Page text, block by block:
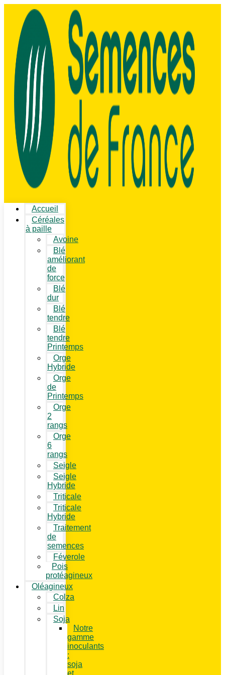
Accueil
Céréales
à paille
Avoine
Blé
améliorant
de
force
Blé
dur
Blé
tendre
Blé
tendre
Printemps
Orge
Hybride
Orge
de
Printemps
Orge
2
rangs
Orge
6
rangs
Seigle
Seigle
Hybride
Triticale
Triticale
Hybride
Traitement
de
semences
Féverole
Pois
protéagineux
Oléagineux
Colza
Lin
Soja
Notre
gamme
inoculants
:
soja
et